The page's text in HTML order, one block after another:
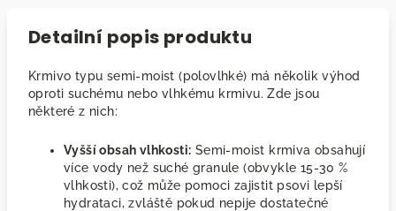
Detailní popis produktu
Krmivo typu semi-moist (polovlhké) má několik výhod
oproti suchému nebo vlhkému krmivu. Zde jsou
některé z nich:
Vyšší obsah vlhkosti: Semi-moist krmiva obsahují
více vody než suché granule (obvykle 15-30 %
vlhkosti), což může pomoci zajistit psovi lepší
hydrataci, zvláště pokud nepije dostatečné